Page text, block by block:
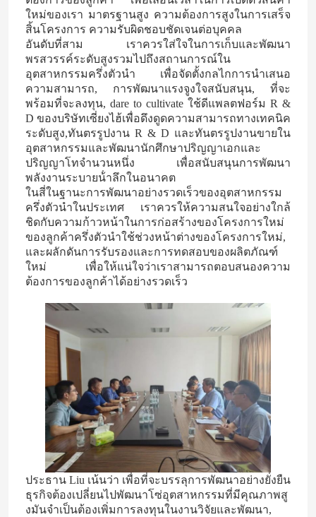
บ้าน
สินค้า
วิดีโอ
เกี่ยวกับเรา
ทัวร์โรงงาน
ควบคุมคุณภาพ
ติดต่อเรา
ใหม่ของเรา มาตรฐานสูง ความต้องการสูงในการเสร็จ
สิ้นโครงการ ความรับผิดชอบชัดเจนต่อบุคคล
อันดับที่สาม เราควรใส่ใจในการเก็บและพัฒนา
พรสวรรค์ระดับสูงรวมไปถึงสถานการณ์ใน
อุตสาหกรรมครึ่งตัวนํา เพื่อจัดตั้งกลไกการนําเสนอ
ความสามารถ, การพัฒนาแรงจูงใจสนับสนุน, ที่จะ
พร้อมที่จะลงทุน, dare to cultivate ใช้ดีแพลตฟอร์ม R &
D ของบริษัทเซี่ยงไฮ้เพื่อดึงดูดความสามารถทางเทคนิค
ระดับสูง,ทันตรรูปงาน R & D และทันตรรูปงานขายใน
อุตสาหกรรมและพัฒนานักศึกษาปริญญาเอกและ
ปริญญาโทจํานวนหนึ่ง เพื่อสนับสนุนการพัฒนา
พลังงานระบายน้ําลึกในอนาคต
ในสี่ในฐานะการพัฒนาอย่างรวดเร็วของอุตสาหกรรม
ครึ่งตัวนําในประเทศ เราควรให้ความสนใจอย่างใกล้
ชิดกับความก้าวหน้าในการก่อสร้างของโครงการใหม่
ของลูกค้าครึ่งตัวนําใช้ช่วงหน้าต่างของโครงการใหม่,
และผลักดันการรับรองและการทดสอบของผลิตภัณฑ์
ใหม่ เพื่อให้แน่ใจว่าเราสามารถตอบสนองความ
ต้องการของลูกค้าได้อย่างรวดเร็ว
ประธาน Liu เน้นว่า เพื่อที่จะบรรลุการพัฒนาอย่างยั่งยืน
ธุรกิจต้องเปลี่ยนไปพัฒนาโซ่อุตสาหกรรมที่มีคุณภาพสู
งมันจําเป็นต้องเพิ่มการลงทุนในงานวิจัยและพัฒนา,